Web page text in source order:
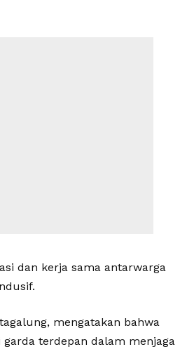
dan kerja sama antarwarga
mengatakan bahwa
terdepan dalam menjaga